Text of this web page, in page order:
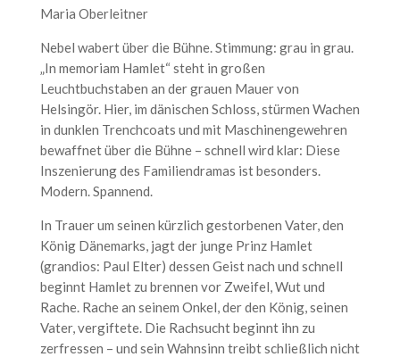
Maria Oberleitner
Nebel wabert über die Bühne. Stimmung: grau in grau.
„In memoriam Hamlet“ steht in großen
Leuchtbuchstaben an der grauen Mauer von
Helsingör. Hier, im dänischen Schloss, stürmen Wachen
in dunklen Trenchcoats und mit Maschinengewehren
bewaffnet über die Bühne – schnell wird klar: Diese
Inszenierung des Familiendramas ist besonders.
Modern. Spannend.
In Trauer um seinen kürzlich gestorbenen Vater, den
König Dänemarks, jagt der junge Prinz Hamlet
(grandios: Paul Elter) dessen Geist nach und schnell
beginnt Hamlet zu brennen vor Zweifel, Wut und
Rache. Rache an seinem Onkel, der den König, seinen
Vater, vergiftete. Die Rachsucht beginnt ihn zu
zerfressen – und sein Wahnsinn treibt schließlich nicht